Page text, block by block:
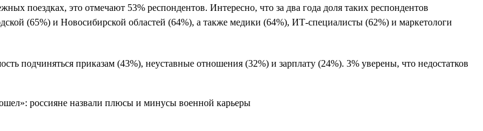
поездках, это отмечают 53% респондентов. Интересно, что за два года доля таких респондентов
(65%) и Новосибирской областей (64%), а также медики (64%), ИТ-специалисты (62%) и маркетологи
подчиняться приказам (43%), неуставные отношения (32%) и зарплату (24%). 3% уверены, что недостатков